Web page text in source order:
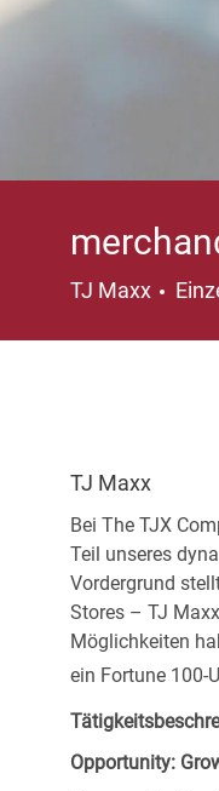
TJ Maxx
TJ Maxx
Bei The TJX
Teil unseres
Vordergrund
Stores – TJ
Möglichkeiten
ein Fortune 100-
Opportunity: